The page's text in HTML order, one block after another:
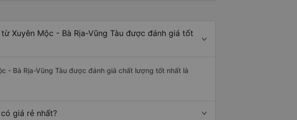
Xuyên Mộc - Bà Rịa-Vũng Tàu được đánh giá tốt
- Bà Rịa-Vũng Tàu được đánh giá chất lượng tốt nhất là
giá rẻ nhất?